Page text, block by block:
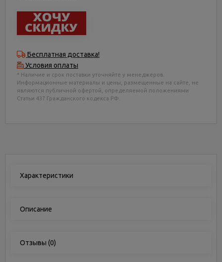
Бесплатная доставка!
Условия оплаты
* Наличие и срок поставки уточняйте у менеджеров.
Информационные материалы и цены, размещенные на сайте, не
являются публичной офертой, определяемой положениями
Статьи 437 Гражданского кодекса РФ.
Характеристики
Описание
Отзывы (0)